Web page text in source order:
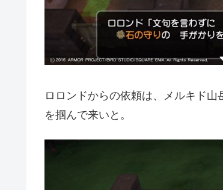
ロロンドからの依頼は、メルキド
を掴んで来いと。